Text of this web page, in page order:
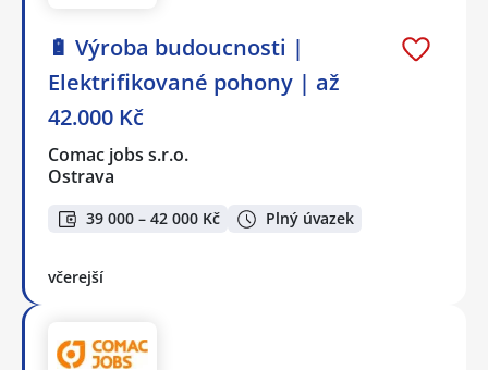
🔋 Výroba budoucnosti |
Elektrifikované pohony | až
42.000 Kč
Comac jobs s.r.o.
Ostrava
39 000 – 42 000 Kč Plný úvazek
včerejší